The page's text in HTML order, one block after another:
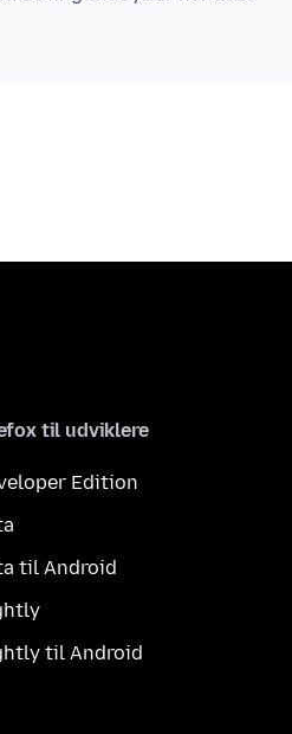
til udviklere
Edition
til Android
til Android